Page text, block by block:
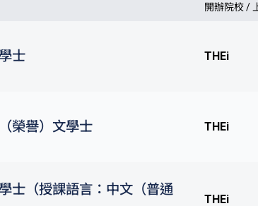
開辦院校 /
士 THEi
榮譽）文學士 THEi
士（授課語言：中文（普通
THEi